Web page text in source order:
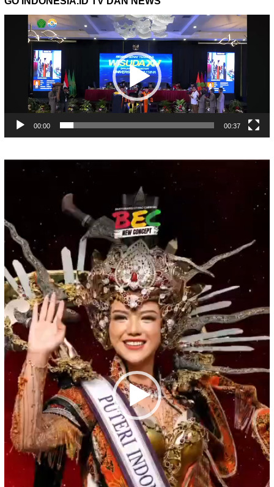
Pemutar
00:00 00:37